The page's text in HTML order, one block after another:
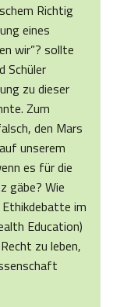
Richtig
eines
wir”? sollte
Schüler
zu dieser
Zum
den Mars
unserem
es für die
gäbe? Wie
im
Education)
zu leben,